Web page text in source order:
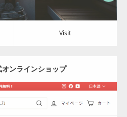
Visit
オンラインショップ